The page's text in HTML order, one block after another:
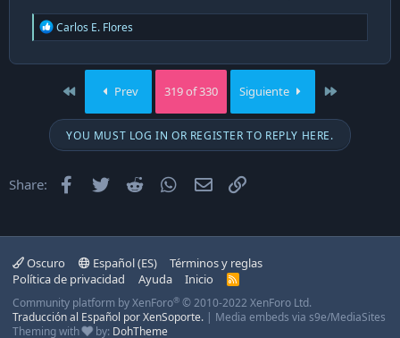
R
e
c
n
:
Carlos E. Flores
First Prev 319 of 330 Siguiente
YOU MUST LOG IN OR REGISTER TO REPLY HERE.
Share: Facebook
Twitter Reddit WhatsApp
Email
Oscuro Español (ES)
Términos y reglas
Política de privacidad
Ayuda Inicio
R
S
Community platform by XenForo® © 2010-2022 XenForo Ltd.
Traducción al Español por XenSoporte. | Media embeds via s9e/MediaSites
Theming with
by: DohTheme